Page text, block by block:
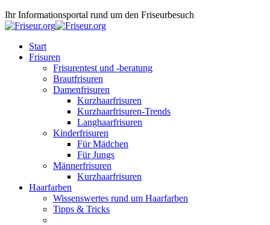
Ihr Informationsportal rund um den Friseurbesuch
Start
Frisuren
Frisurentest und -beratung
Brautfrisuren
Damenfrisuren
Kurzhaarfrisuren
Kurzhaarfrisuren-Trends
Langhaarfrisuren
Kinderfrisuren
Für Mädchen
Für Jungs
Männerfrisuren
Kurzhaarfrisuren
Haarfarben
Wissenswertes rund um Haarfarben
Tipps & Tricks